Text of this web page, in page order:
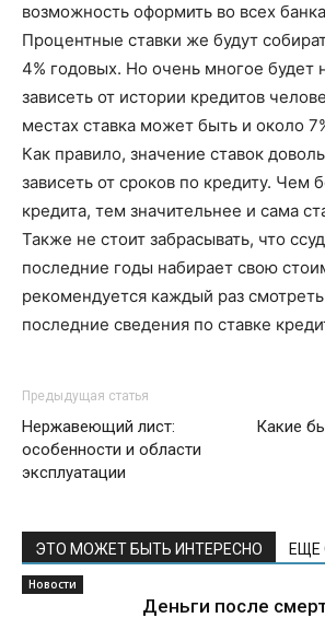
возможность оформить во всех
Процентные ставки же будут
4% годовых. Но очень многое будет
зависеть от истории кредитов
местах ставка может быть и около
Как правило, значение ставок
зависеть от сроков по кредиту. Чем
кредита, тем значительнее и сама
Также не стоит забрасывать, что
последние годы набирает свою
рекомендуется каждый раз
последние сведения по ставке
Предыдущая статья
Нержавеющий лист:
особенности и области
эксплуатации
Какие
ЭТО МОЖЕТ БЫТЬ ИНТЕРЕСНО ЕЩЕ
Новости
Деньги после